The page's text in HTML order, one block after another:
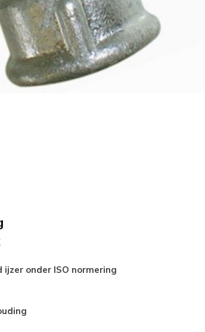
ijzer onder ISO normering